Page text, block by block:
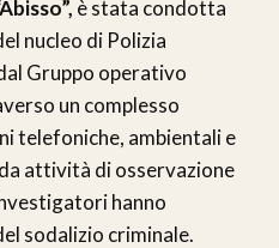
è stata condotta
nucleo di Polizia
Gruppo operativo
un complesso
telefoniche, ambientali e
attività di osservazione
hanno
sodalizio criminale.